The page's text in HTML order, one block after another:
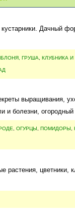
Дачный
ГРУША КЛУБНИКА
выращивания,
и болезни,
ОГУРЦЫ ПОМИДОРЫ
растения, цветники,